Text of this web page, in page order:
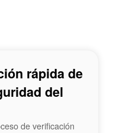
rápida de
del
de verificación